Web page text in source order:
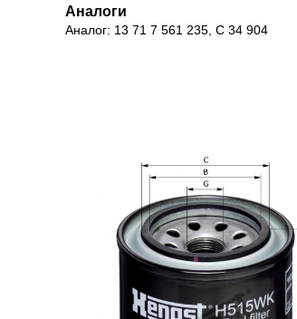
Аналоги
Аналог: 13 71 7 561 235, C 34 904